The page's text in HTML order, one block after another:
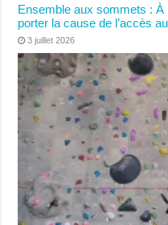
Ensemble aux sommets : À
porter la cause de l’accès
3 juillet 2026